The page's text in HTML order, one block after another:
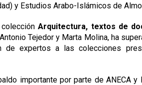
y Estudios Arabo-Islámicos de
colecciónArquitectura, textos de
Tejedor y Marta Molina, ha
de expertos a las colecciones
importante por parte de ANECA y